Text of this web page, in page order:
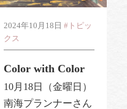
2024年10月18日#トピッ
クス
Color with Color
10月18日（金曜日）
南海プランナーさん